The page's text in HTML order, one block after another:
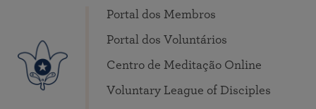
Portal dos Membros
Portal dos Voluntários
Centro de Meditação Online
Voluntary League of Disciples